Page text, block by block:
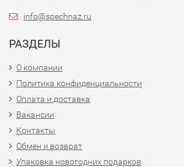
info@spechnaz.ru
РАЗДЕЛЫ
О компании
Политика конфиденциальности
Оплата и доставка
Вакансии
Контакты
Обмен и возврат
Упаковка новогодних подарков